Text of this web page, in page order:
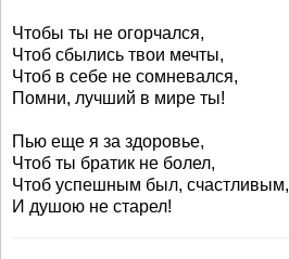
Чтобы ты не огорчался,
Чтоб сбылись твои мечты,
Чтоб в себе не сомневался,
Помни, лучший в мире ты!
Пью еще я за здоровье,
Чтоб ты братик не болел,
Чтоб успешным был, счастливым,
И душою не старел!